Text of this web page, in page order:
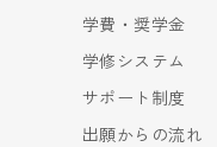
学費・奨学金
学修システム
サポート制度
出願からの流れ